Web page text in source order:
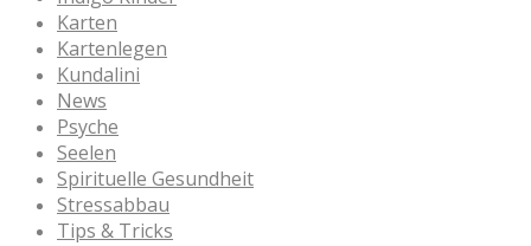
Karten
Kartenlegen
Kundalini
News
Psyche
Seelen
Spirituelle Gesundheit
Stressabbau
Tips & Tricks